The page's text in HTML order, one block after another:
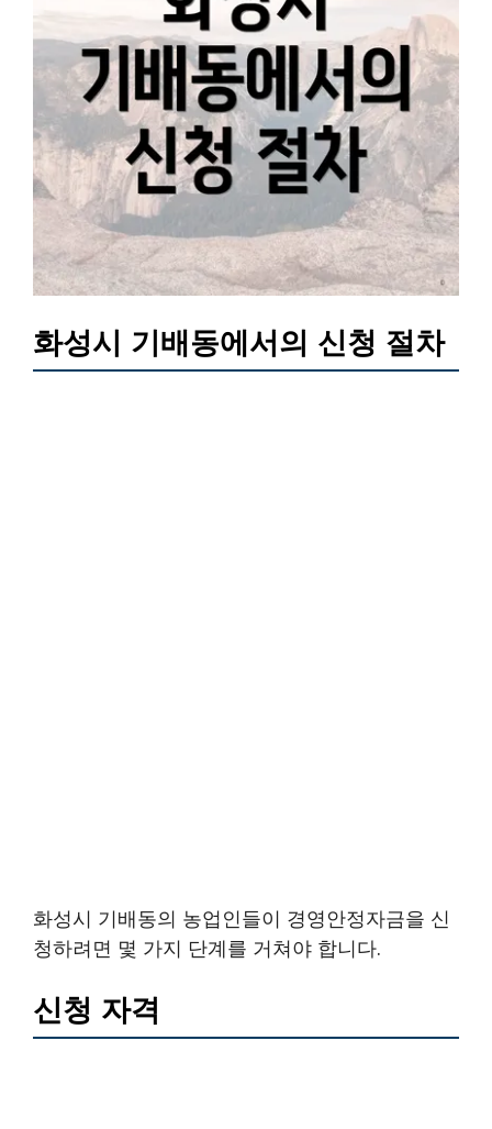
화성시 기배동에서의 신청 절차
화성시 기배동의 농업인들이 경영안정자금을 신
청하려면 몇 가지 단계를 거쳐야 합니다.
신청 자격